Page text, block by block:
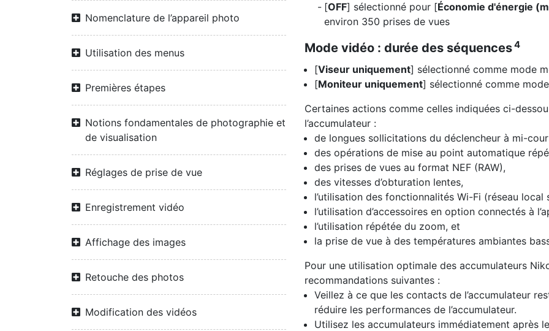
Nomenclature de l’appareil photo
Utilisation des menus
Premières étapes
Notions fondamentales de photographie et
de visualisation
Réglages de prise de vue
Enregistrement vidéo
Affichage des images
Retouche des photos
Modification des vidéos
[OFF] sélectionné pour [Économie d'énergie
environ 350 prises de vues
Mode vidéo : durée des séquences4
[Viseur uniquement] sélectionné comme mode
[Moniteur uniquement] sélectionné comme
Certaines actions comme celles indiquées ci-
l’accumulateur :
de longues sollicitations du déclencheur à mi-
des opérations de mise au point automatique
des prises de vues au format NEF (RAW),
des vitesses d’obturation lentes,
l’utilisation des fonctionnalités Wi-Fi (réseau
l’utilisation d’accessoires en option connectés à
l’utilisation répétée du zoom, et
la prise de vue à des températures ambiantes
Pour une utilisation optimale des accumulateurs
recommandations suivantes :
Veillez à ce que les contacts de l’accumulateur
réduire les performances de l’accumulateur.
Utilisez les accumulateurs immédiatement après